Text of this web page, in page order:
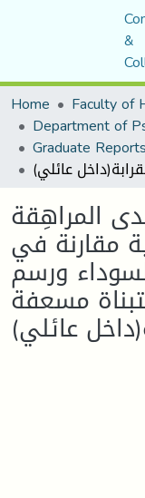
&
Home
Department of
المراهِقة
مقارنة في
ورسم
مسعفة
عائلي)